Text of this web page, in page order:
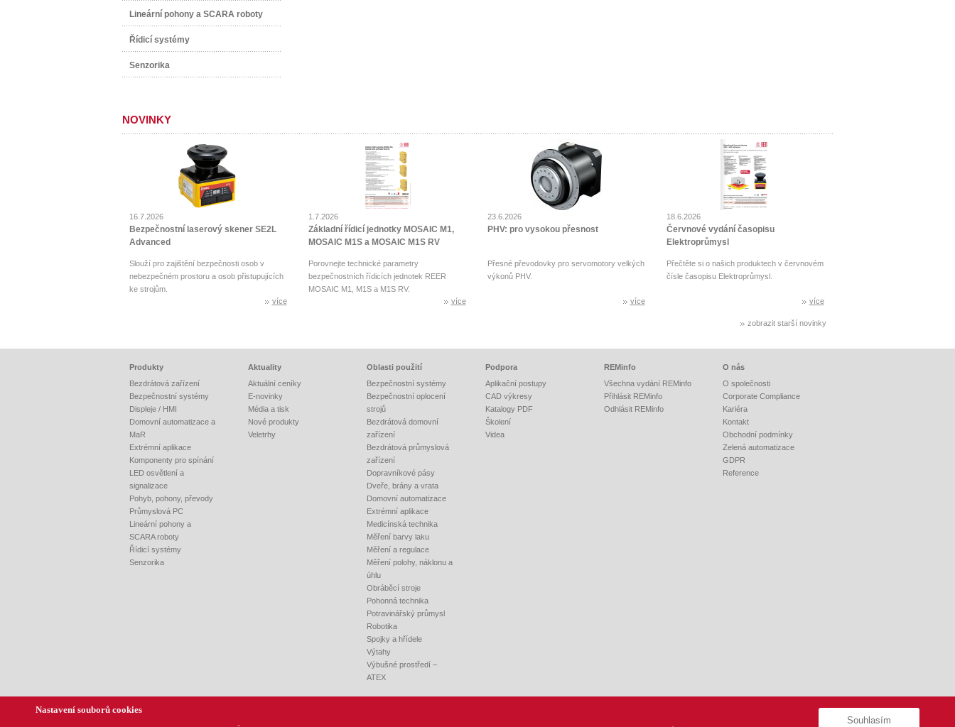
Lineární pohony a SCARA roboty
Řídicí systémy
Senzorika
NOVINKY
16.7.2026
Bezpečnostní laserový skener SE2L
Advanced
Slouží pro zajištění bezpečnosti osob v
nebezpečném prostoru a osob přistupujících
ke strojům.
více
1.7.2026
Základní řídicí jednotky MOSAIC M1,
MOSAIC M1S a MOSAIC M1S RV
Porovnejte technické parametry
bezpečnostních řídicích jednotek REER
MOSAIC M1, M1S a M1S RV.
více
23.6.2026
PHV: pro vysokou přesnost
Přesné převodovky pro servomotory velkých
výkonů PHV.
více
18.6.2026
Červnové vydání časopisu
Elektroprůmysl
Přečtěte si o našich produktech v červnovém
čísle časopisu Elektroprůmysl.
více
zobrazit starší novinky
Produkty
Bezdrátová zařízení
Bezpečnostní systémy
Displeje / HMI
Domovní automatizace a
MaR
Extrémní aplikace
Komponenty pro spínání
LED osvětlení a
signalizace
Pohyb, pohony, převody
Průmyslová PC
Lineární pohony a
SCARA roboty
Řídicí systémy
Senzorika
Aktuality
Aktuální ceníky
E-novinky
Média a tisk
Nové produkty
Veletrhy
Oblasti použití
Bezpečnostní systémy
Bezpečnostní oplocení
strojů
Bezdrátová domovní
zařízení
Bezdrátová průmyslová
zařízení
Dopravníkové pásy
Dveře, brány a vrata
Domovní automatizace
Extrémní aplikace
Medicínská technika
Měření barvy laku
Měření a regulace
Měření polohy, náklonu a
úhlu
Obráběcí stroje
Pohonná technika
Potravinářský průmysl
Robotika
Spojky a hřídele
Výtahy
Výbušné prostředí –
ATEX
Podpora
Aplikační postupy
CAD výkresy
Katalogy PDF
Školení
Videa
REMinfo
Všechna vydání REMinfo
Přihlásit REMinfo
Odhlásit REMinfo
O nás
O společnosti
Corporate Compliance
Kariéra
Kontakt
Obchodní podmínky
Zelená automatizace
GDPR
Reference
REM-Technik s.r.o., Klíny 35, CZ-615 00 Brno, Tel.: +420 548 140 000, E-mail:
Nastavení souborů cookies
Souhlasím